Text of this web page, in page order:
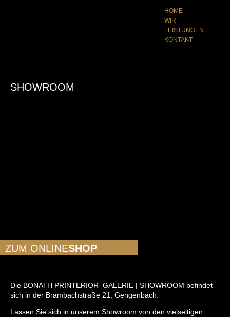
HOME
WIR
LEISTUNGEN
KONTAKT
SHOWROOM
ZUM ONLINESHOP
Die BONATH PRINTERIOR GALERIE | SHOWROOM beﬁndet
sich in der Brambachstraße 21, Gengenbach.
Lassen Sie sich in unserem Showroom von den vielseitigen